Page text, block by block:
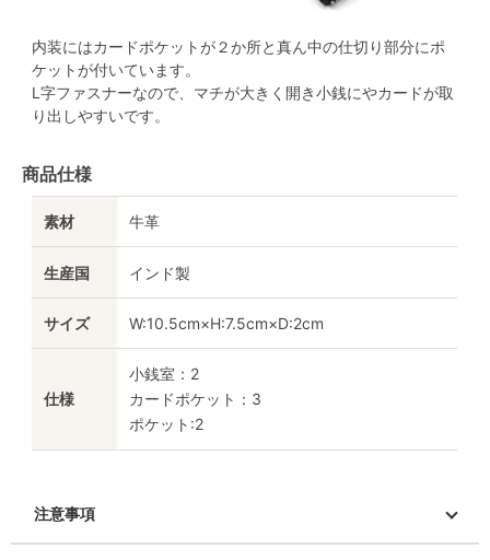
内装にはカードポケットが２か所と真ん中の仕切り部分にポ
ケットが付いています。
L字ファスナーなので、マチが大きく開き小銭にやカードが取
り出しやすいです。
商品仕様
素材 牛革
生産国 インド製
サイズ W:10.5cm×H:7.5cm×D:2cm
仕様
小銭室：2
カードポケット：3
ポケット:2
注意事項